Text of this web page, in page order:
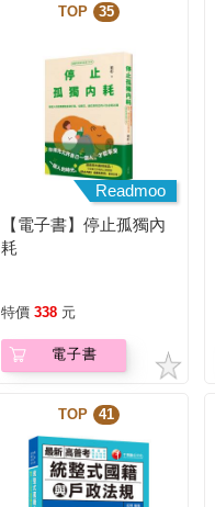
TOP 35
Readmoo
【電子書】停止孤獨內
耗
特價 338 元
電子書
TOP 41